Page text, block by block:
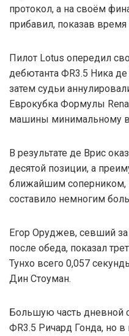
протокол, а на своём
прибавил, показав время
Пилот Lotus опередил
дебютанта ФR3.5 Ника
затем судьи
Еврокубка Формулы
машины минимальному
В результате де Врис
десятой позиции, а
ближайшим соперником,
составило немногим
Егор Оруджев, севший
после обеда, показал
Тунхо всего 0,057
Дин Стоуман.
Большую часть дневной
ФR3.5 Ричард Гонда, но в